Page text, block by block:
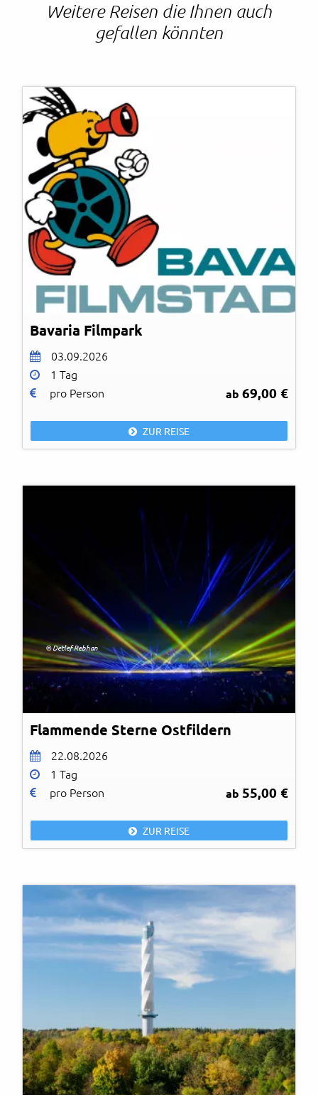
Weitere Reisen die Ihnen auch
gefallen könnten
Bavaria Filmpark
03.09.2026
1 Tag
pro Person
ab 69,00 €
ZUR REISE
© Detlef Rebhan
Flammende Sterne Ostfildern
22.08.2026
1 Tag
pro Person
ab 55,00 €
ZUR REISE